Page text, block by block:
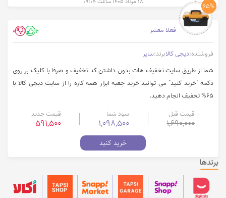
۱۸ مرداد ۱۴۰۵ ساعت ۰۹:۰۴
65%
فعلا معتبر 4
0
فروشنده:دیجی کالابرند:سایر
شما از طریق سایت تخفیف هات بدون داشتن کد تخفیف و صرفا با کلیک بر روی
دکمه "خرید کنید" می توانید خرید جعبه ابزار همه کاره را از سایت دیجی کالا با
65% تخفیف انجام دهید.
قیمت قبل
1,690,000
سود شما
1,098,500
قیمت جدید
591,500
خرید کنید
برندها